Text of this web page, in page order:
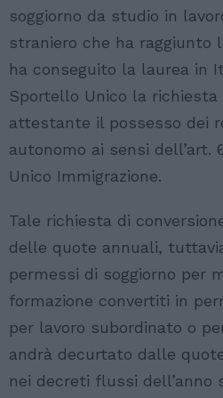
soggiorno da studio in
straniero che ha raggiunto
ha conseguito la laurea in
Sportello Unico la richiesta
attestante il possesso dei
autonomo ai sensi dell’art.
Unico Immigrazione.
Tale richiesta di
delle quote annuali,
permessi di soggiorno per
formazione convertiti in
per lavoro subordinato o
andrà decurtato dalle
nei decreti flussi dell’anno